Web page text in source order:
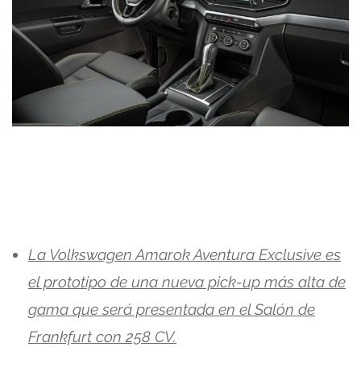
La Volkswagen Amarok Aventura Exclusive es
el prototipo de una nueva pick-up más alta de
gama que será presentada en el Salón de
Frankfurt con 258 CV.